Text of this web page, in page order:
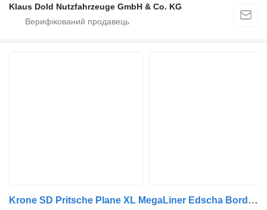
Klaus Dold Nutzfahrzeuge GmbH & Co. KG
Krone SD Pritsche Plane XL MegaLiner Edscha Bordwände